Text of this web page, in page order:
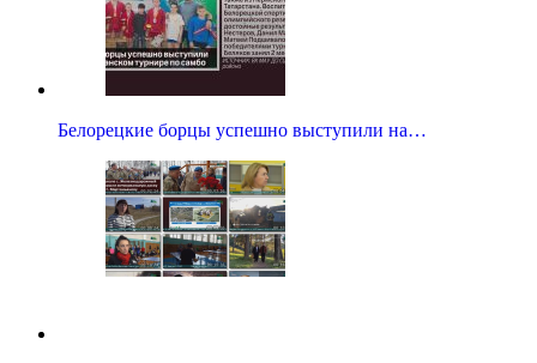
Белорецкие борцы успешно выступили на…